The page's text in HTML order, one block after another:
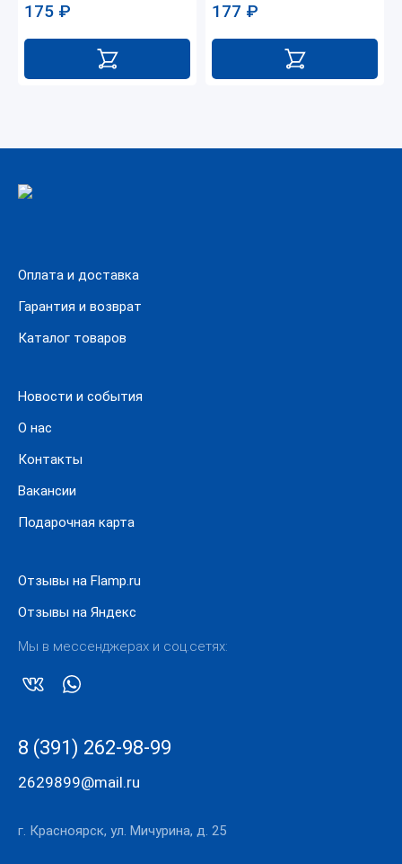
175 ₽ 177 ₽
Оплата и доставка
Гарантия и возврат
Каталог товаров
Новости и события
О нас
Контакты
Вакансии
Подарочная карта
Отзывы на Flamp.ru
Отзывы на Яндекс
Мы в мессенджерах и соц.сетях:
8 (391) 262-98-99
2629899@mail.ru
г. Красноярск, ул. Мичурина, д. 25